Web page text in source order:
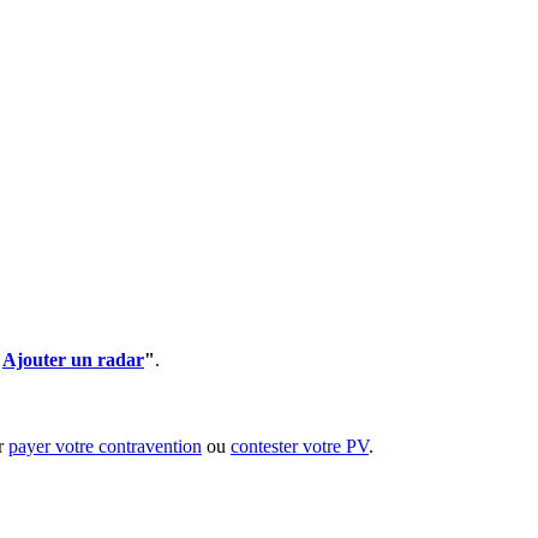
Ajouter un radar".
payer votre contravention ou contester votre PV.